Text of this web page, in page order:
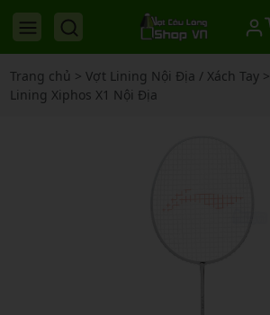
Trang chủ > Vợt Lining Nội Địa / Xách Tay>
Lining Xiphos X1 Nội Địa